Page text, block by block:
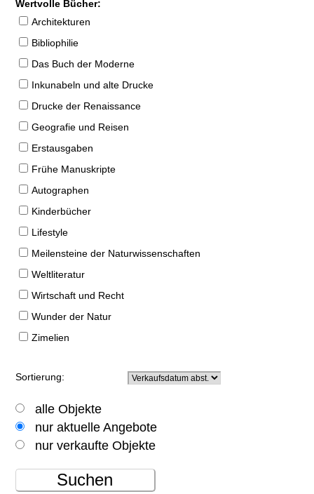
Wertvolle Bücher:
Architekturen
Bibliophilie
Das Buch der Moderne
Inkunabeln und alte Drucke
Drucke der Renaissance
Geografie und Reisen
Erstausgaben
Frühe Manuskripte
Autographen
Kinderbücher
Lifestyle
Meilensteine der Naturwissenschaften
Weltliteratur
Wirtschaft und Recht
Wunder der Natur
Zimelien
Sortierung:
alle Objekte
nur aktuelle Angebote
nur verkaufte Objekte
Suchen